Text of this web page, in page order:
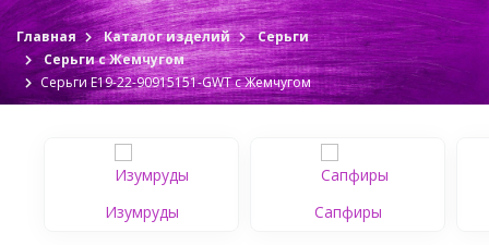
Главная Каталог изделий
Серьги
Серьги с Жемчугом
Серьги Е19-22-90915151-GWТ c Жемчугом
Изумруды Сапфиры